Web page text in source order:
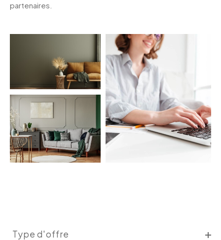
partenaires.
d'offre
Type d'offre